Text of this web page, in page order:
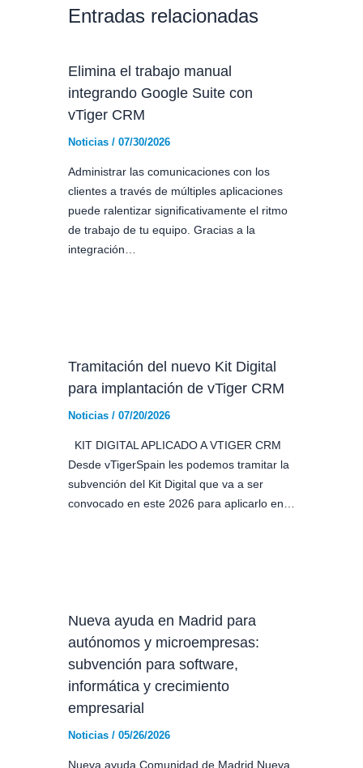
Entradas relacionadas
Elimina el trabajo manual
integrando Google Suite con
vTiger CRM
Noticias / 07/30/2026
Administrar las comunicaciones con los
clientes a través de múltiples aplicaciones
puede ralentizar significativamente el ritmo
de trabajo de tu equipo. Gracias a la
integración…
Tramitación del nuevo Kit Digital
para implantación de vTiger CRM
Noticias / 07/20/2026
KIT DIGITAL APLICADO A VTIGER CRM
Desde vTigerSpain les podemos tramitar la
subvención del Kit Digital que va a ser
convocado en este 2026 para aplicarlo en…
Nueva ayuda en Madrid para
autónomos y microempresas:
subvención para software,
informática y crecimiento
empresarial
Noticias / 05/26/2026
Nueva ayuda Comunidad de Madrid Nueva